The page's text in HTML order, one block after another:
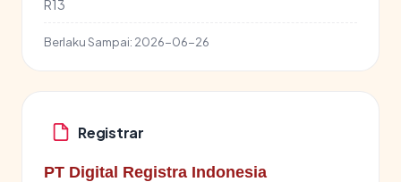
R13
Berlaku Sampai: 2026-06-26
Registrar
PT Digital Registra Indonesia